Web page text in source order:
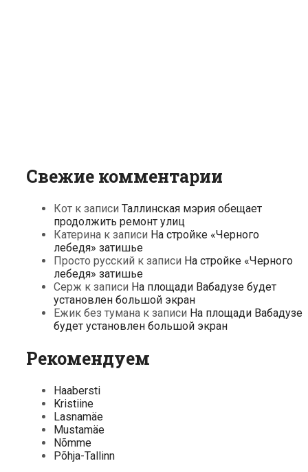
Свежие комментарии
Кот к записи Таллинская мэрия обещает
продолжить ремонт улиц
Катерина к записи На стройке «Черного
лебедя» затишье
Просто русский к записи На стройке «Черного
лебедя» затишье
Серж к записи На площади Вабадузе будет
установлен большой экран
Ежик без тумана к записи На площади Вабадузе
будет установлен большой экран
Рекомендуем
Haabersti
Kristiine
Lasnamäe
Mustamäe
Nõmme
Põhja-Tallinn